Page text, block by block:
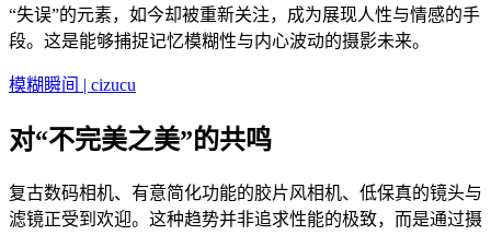
“失误”的元素，如今却被重新关注，成为展现人性与情感的手
段。这是能够捕捉记忆模糊性与内心波动的摄影未来。
模糊瞬间 | cizucu
对“不完美之美”的共鸣
复古数码相机、有意简化功能的胶片风相机、低保真的镜头与
滤镜正受到欢迎。这种趋势并非追求性能的极致，而是通过摄